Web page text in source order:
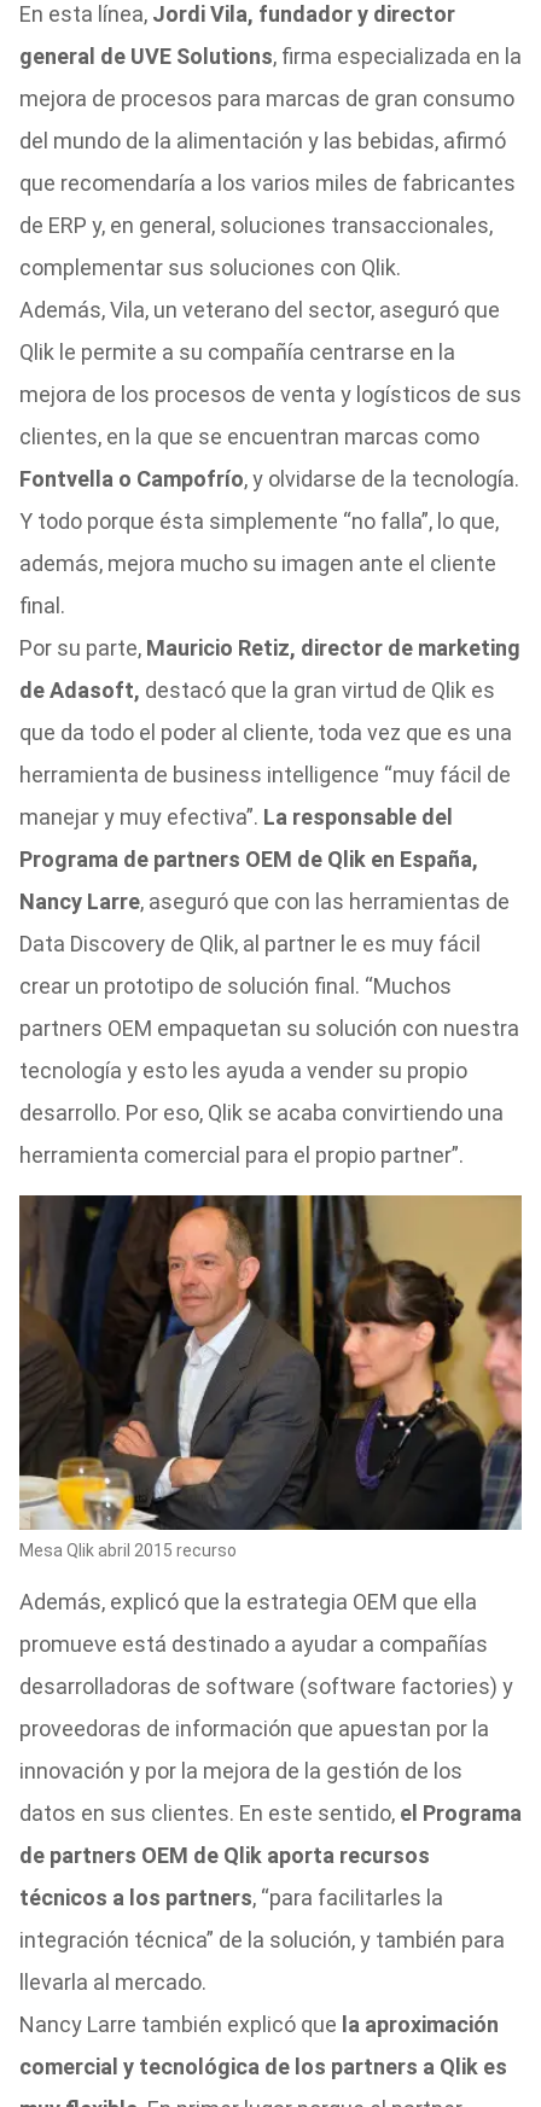
En esta línea, Jordi Vila, fundador y director
general de UVE Solutions, firma especializada en la
mejora de procesos para marcas de gran consumo
del mundo de la alimentación y las bebidas, afirmó
que recomendaría a los varios miles de fabricantes
de ERP y, en general, soluciones transaccionales,
complementar sus soluciones con Qlik.
Además, Vila, un veterano del sector, aseguró que
Qlik le permite a su compañía centrarse en la
mejora de los procesos de venta y logísticos de sus
clientes, en la que se encuentran marcas como
Fontvella o Campofrío, y olvidarse de la tecnología.
Y todo porque ésta simplemente “no falla”, lo que,
además, mejora mucho su imagen ante el cliente
final.
Por su parte, Mauricio Retiz, director de marketing
de Adasoft, destacó que la gran virtud de Qlik es
que da todo el poder al cliente, toda vez que es una
herramienta de business intelligence “muy fácil de
manejar y muy efectiva”. La responsable del
Programa de partners OEM de Qlik en España,
Nancy Larre, aseguró que con las herramientas de
Data Discovery de Qlik, al partner le es muy fácil
crear un prototipo de solución final. “Muchos
partners OEM empaquetan su solución con nuestra
tecnología y esto les ayuda a vender su propio
desarrollo. Por eso, Qlik se acaba convirtiendo una
herramienta comercial para el propio partner”.
Mesa Qlik abril 2015 recurso
Además, explicó que la estrategia OEM que ella
promueve está destinado a ayudar a compañías
desarrolladoras de software (software factories) y
proveedoras de información que apuestan por la
innovación y por la mejora de la gestión de los
datos en sus clientes. En este sentido, el Programa
de partners OEM de Qlik aporta recursos
técnicos a los partners, “para facilitarles la
integración técnica” de la solución, y también para
llevarla al mercado.
Nancy Larre también explicó que la aproximación
comercial y tecnológica de los partners a Qlik es